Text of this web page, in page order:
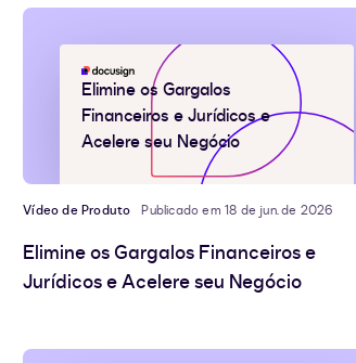
Elimine os Gargalos
Financeiros e Jurídicos e
Acelere seu Negócio
Vídeo de Produto Publicado em 18 de jun. de 2026
Elimine os Gargalos Financeiros e
Jurídicos e Acelere seu Negócio